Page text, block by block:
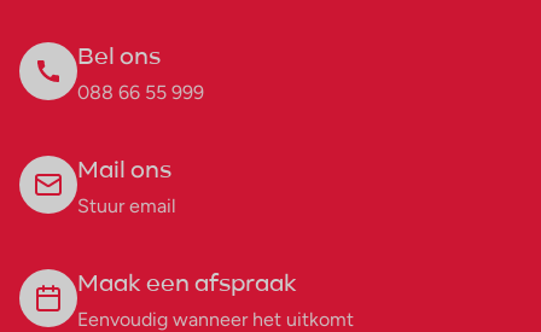
Bel ons
088 66 55 999
Mail ons
Stuur email
Maak een afspraak
Eenvoudig wanneer het uitkomt